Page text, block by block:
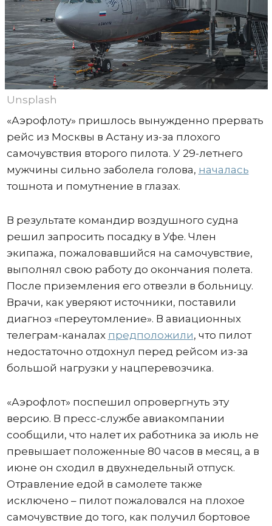
Unsplash
«Аэрофлоту» пришлось вынужденно прервать
рейс из Москвы в Астану из-за плохого
самочувствия второго пилота. У 29-летнего
мужчины сильно заболела голова, началась
тошнота и помутнение в глазах.
В результате командир воздушного судна
решил запросить посадку в Уфе. Член
экипажа, пожаловавшийся на самочувствие,
выполнял свою работу до окончания полета.
После приземления его отвезли в больницу.
Врачи, как уверяют источники, поставили
диагноз «переутомление». В авиационных
телеграм-каналах предположили, что пилот
недостаточно отдохнул перед рейсом из-за
большой нагрузки у нацперевозчика.
«Аэрофлот» поспешил опровергнуть эту
версию. В пресс-службе авиакомпании
сообщили, что налет их работника за июль не
превышает положенные 80 часов в месяц, а в
июне он сходил в двухнедельный отпуск.
Отравление едой в самолете также
исключено – пилот пожаловался на плохое
самочувствие до того, как получил бортовое